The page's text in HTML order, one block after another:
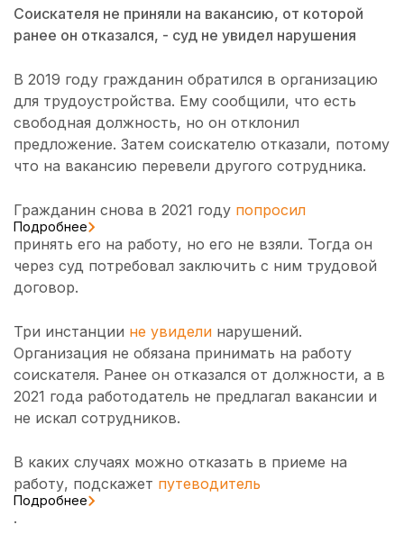
Соискателя не приняли на вакансию, от которой
ранее он отказался, - суд не увидел нарушения
В 2019 году гражданин обратился в организацию
для трудоустройства. Ему сообщили, что есть
свободная должность, но он отклонил
предложение. Затем соискателю отказали, потому
что на вакансию перевели другого сотрудника.
Гражданин снова в 2021 году попросил
Подробнее
принять его на работу, но его не взяли. Тогда он
через суд потребовал заключить с ним трудовой
договор.
Три инстанции не увидели нарушений.
Организация не обязана принимать на работу
соискателя. Ранее он отказался от должности, а в
2021 года работодатель не предлагал вакансии и
не искал сотрудников.
В каких случаях можно отказать в приеме на
работу, подскажет путеводитель
Подробнее
.